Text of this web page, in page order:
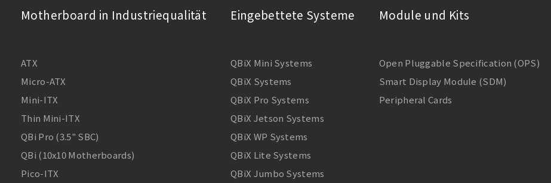
Motherboard in Industriequalität
ATX
Micro-ATX
Mini-ITX
Thin Mini-ITX
QBi Pro (3.5" SBC)
QBi (10x10 Motherboards)
Pico-ITX
Eingebettete Systeme
QBiX Mini Systems
QBiX Systems
QBiX Pro Systems
QBiX Jetson Systems
QBiX WP Systems
QBiX Lite Systems
QBiX Jumbo Systems
Module und Kits
Open Pluggable Specification (OPS)
Smart Display Module (SDM)
Peripheral Cards